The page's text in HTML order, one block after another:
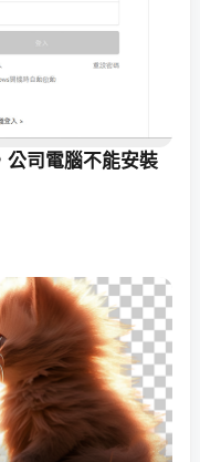
公司電腦不能安裝